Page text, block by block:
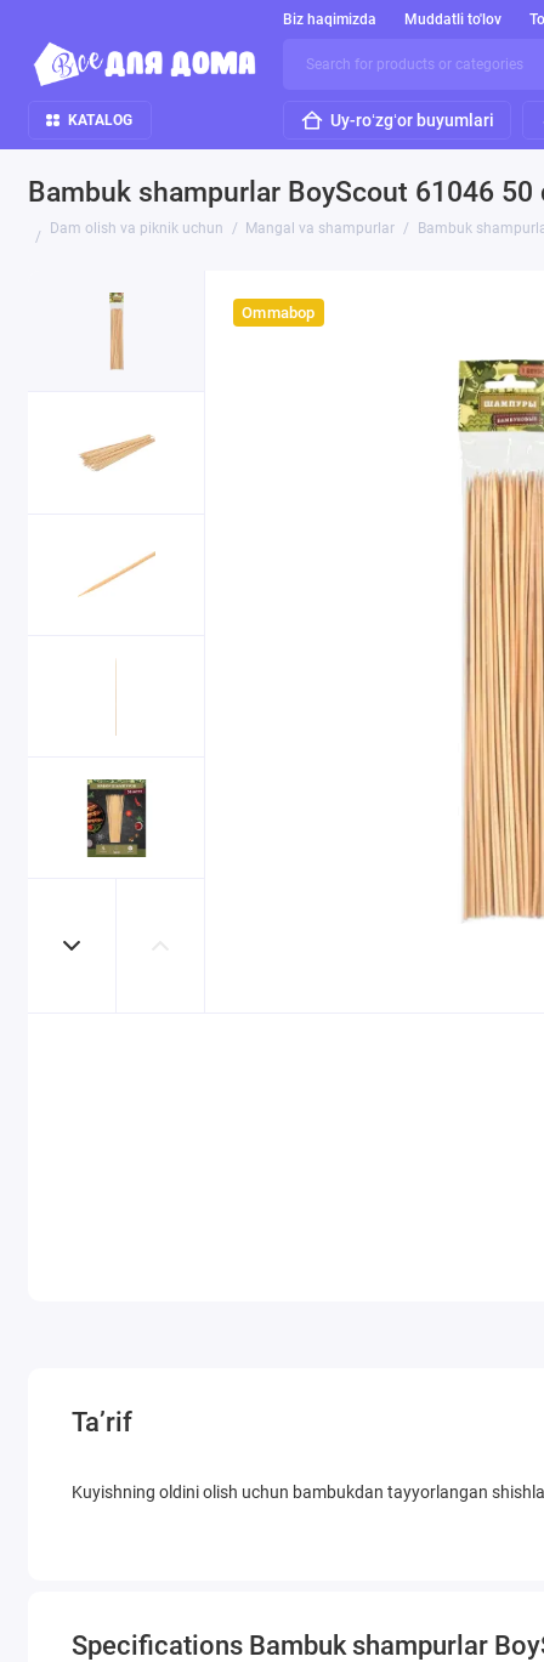
Biz haqimizda Muddatli to'lov
KATALOG Uy-roʻzgʻor buyumlari
Bambuk shampurlar BoyScout 61046 50
Dam olish va piknik uchun Mangal va shampurlar Bambuk
Ommabop
Ta’rif
Kuyishning oldini olish uchun bambukdan tayyorlangan
Specifications Bambuk shampurlar